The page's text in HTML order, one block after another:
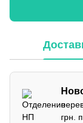
грн.